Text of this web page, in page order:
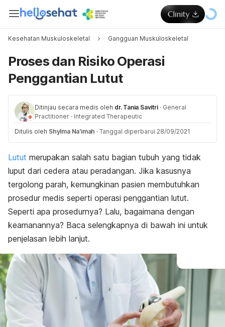
Kesehatan Muskuloskeletal Gangguan Muskuloskeletal
Proses dan Risiko Operasi
Penggantian Lutut
Ditinjau secara medis oleh dr. Tania Savitri · General
Practitioner · Integrated Therapeutic
Ditulis oleh Shylma Na'imah · Tanggal diperbarui 28/09/2021
Lutut merupakan salah satu bagian tubuh yang tidak
luput dari cedera atau peradangan. Jika kasusnya
tergolong parah, kemungkinan pasien membutuhkan
prosedur medis seperti operasi penggantian lutut.
Seperti apa prosedurnya? Lalu, bagaimana dengan
keamanannya? Baca selengkapnya di bawah ini untuk
penjelasan lebih lanjut.